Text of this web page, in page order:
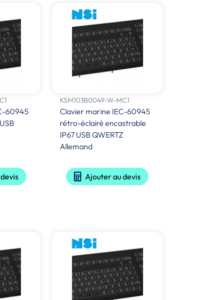
60945
KSM103B0049-W-MC1
Clavier marine IEC-60945
rétro-éclairé encastrable
IP67 USB QWERTZ
Allemand
Ajouter au devis